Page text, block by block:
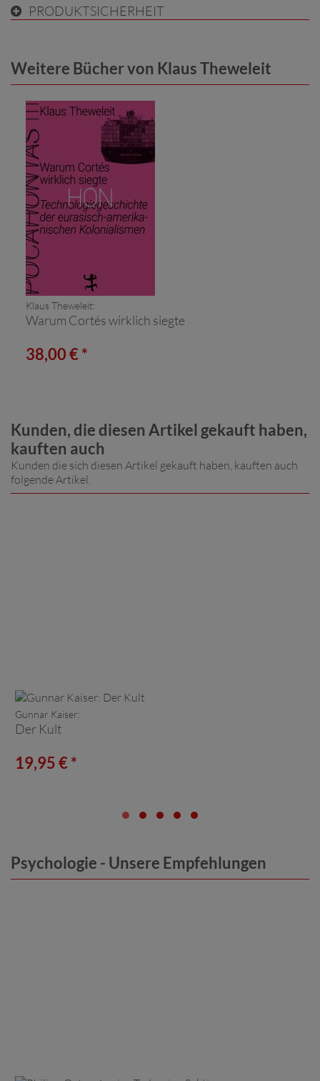
PRODUKTSICHERHEIT
Weitere Bücher von Klaus Theweleit
Klaus Theweleit:
Warum Cortés wirklich siegte
38,00 € *
Kunden, die diesen Artikel gekauft haben,
kauften auch
Kunden die sich diesen Artikel gekauft haben, kauften auch
folgende Artikel.
Gunnar Kaiser:
Der Kult
19,95 € *
Psychologie - Unsere Empfehlungen